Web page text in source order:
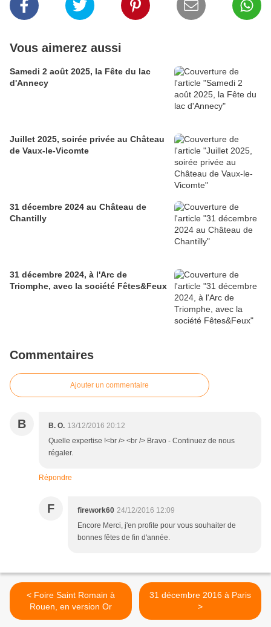
Vous aimerez aussi
Samedi 2 août 2025, la Fête du lac
d'Annecy
Juillet 2025, soirée privée au Château
de Vaux-le-Vicomte
31 décembre 2024 au Château de
Chantilly
31 décembre 2024, à l'Arc de
Triomphe, avec la société Fêtes&Feux
Commentaires
Ajouter un commentaire
B B. O. 13/12/2016 20:12
Quelle expertise !<br /> <br /> Bravo - Continuez de nous
régaler.
Répondre
F firework60 24/12/2016 12:09
Encore Merci, j'en profite pour vous souhaiter de
bonnes fêtes de fin d'année.
< Foire Saint Romain à
Rouen, en version Or
31 décembre 2016 à Paris
>